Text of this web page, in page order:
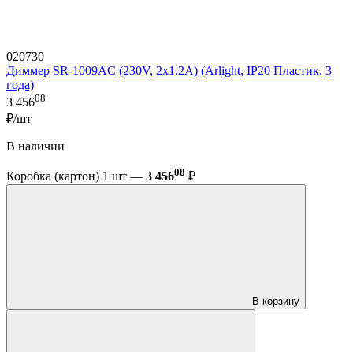
020730
Диммер SR-1009AC (230V, 2x1.2A) (Arlight, IP20 Пластик, 3
года)
3 45608
₽/шт
В наличии
Коробка (картон) 1 шт — 3 45608 ₽
В корзину